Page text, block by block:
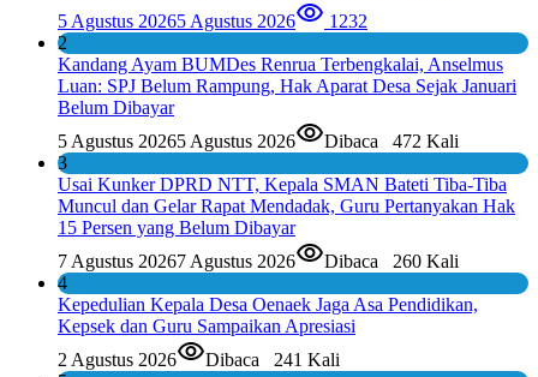
5 Agustus 20265 Agustus 2026
1232
2
Kandang Ayam BUMDes Renrua Terbengkalai, Anselmus
Luan: SPJ Belum Rampung, Hak Aparat Desa Sejak Januari
Belum Dibayar
5 Agustus 20265 Agustus 2026 Dibaca 472 Kali
3
Usai Kunker DPRD NTT, Kepala SMAN Bateti Tiba-Tiba
Muncul dan Gelar Rapat Mendadak, Guru Pertanyakan Hak
15 Persen yang Belum Dibayar
7 Agustus 20267 Agustus 2026 Dibaca 260 Kali
4
Kepedulian Kepala Desa Oenaek Jaga Asa Pendidikan,
Kepsek dan Guru Sampaikan Apresiasi
2 Agustus 2026
Dibaca 241 Kali